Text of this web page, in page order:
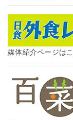
媒体紹介ページは